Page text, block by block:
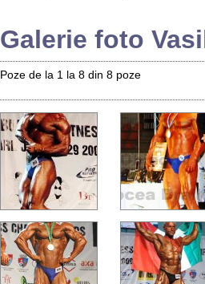
Galerie foto
Poze de la 1 la 8 din 8 poze